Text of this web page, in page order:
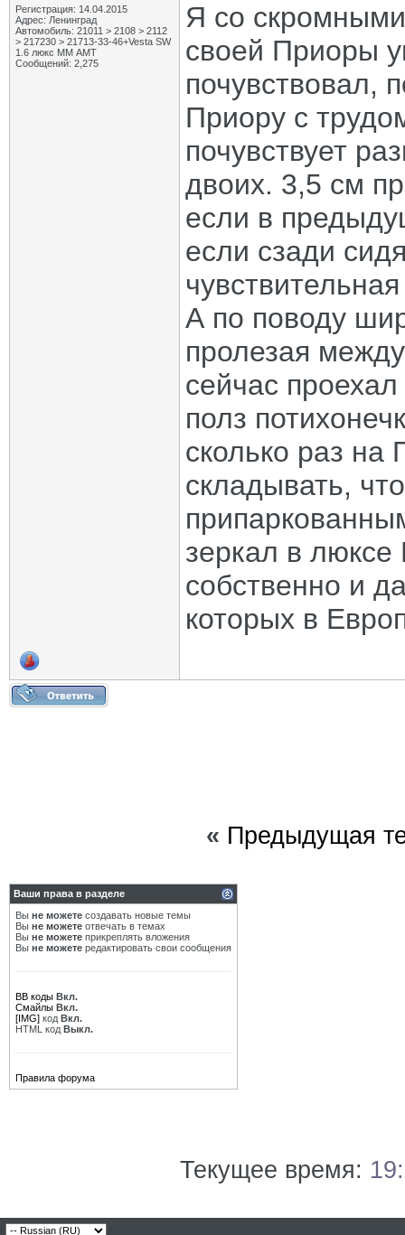
Регистрация: 14.04.2015
Адрес: Ленинград
Автомобиль: 21011 > 2108 > 2112
> 217230 > 21713-33-46+Vesta SW
1.6 люкс ММ АМТ
Сообщений: 2,275
Я со
своей Приоры
почувствовал,
Приору с
почувствует
двоих. 3,5 см
если в
если сзади
А по поводу
пролезая
сейчас
полз
сколько раз на
складывать,
зеркал в люксе
собственно и
которых в
« Предыдущая
Ваши права в разделе
Вы не можете создавать новые темы
Вы не можете отвечать в темах
Вы не можете прикреплять вложения
Вы не можете редактировать свои сообщения
BB коды Вкл.
Смайлы Вкл.
[IMG] код Вкл.
HTML код Выкл.
Правила форума
Текущее время: